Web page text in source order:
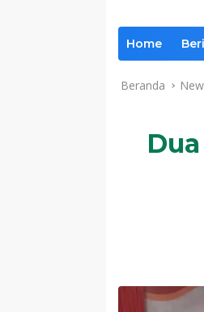
Home
Beranda
Komentar